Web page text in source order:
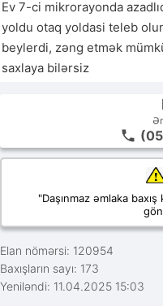
Ev 7-ci mikrorayonda
yoldu otaq yoldasi teleb
beylerdi, zəng etmək
saxlaya bilərsiz
"Daşınmaz əmlaka
Elan nömərsi: 120954
Baxışların sayı: 173
Yeniləndi: 11.04.2025 15:03